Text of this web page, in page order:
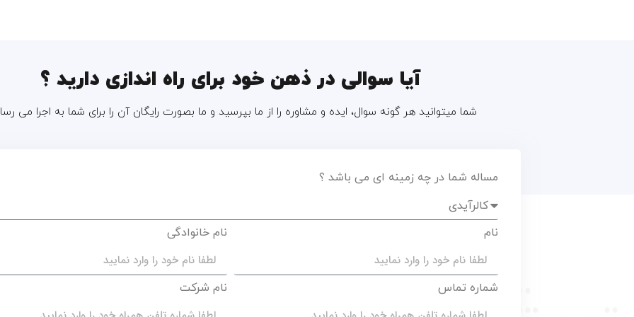
آیا سوالی در ذهن خود برای راه اندازی دارید ؟
شما میتوانید هر گونه سوال، ایده و مشاوره را از ما بپرسید و ما بصورت رایگان آن را برای شما به اجرا می
مساله شما در چه زمینه ای می باشد ؟
نام نام خانوادگی
شماره تماس نام شرکت